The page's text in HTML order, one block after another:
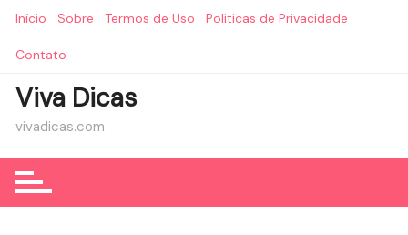
Início Sobre Termos de Uso Politicas de Privacidade
Contato
Viva Dicas
vivadicas.com